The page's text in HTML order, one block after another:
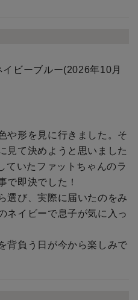
ビーブルー(2026年10月
や形を見に行きました。そ
見て決めようと思いました
ていたファットちゃんのラ
で即決でした！
選び、実際に届いたのをみ
ネイビーで息子が気に入っ
背負う日が今から楽しみで